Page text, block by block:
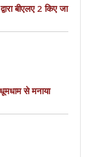
बीएलए 2 किए जा
धूमधाम से मनाया